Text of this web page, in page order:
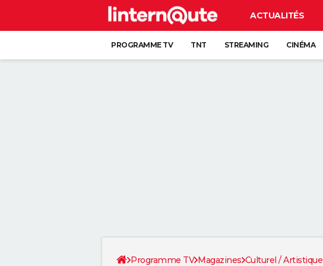
ACTUALITÉS
PROGRAMME TV TNT STREAMING CINÉMA
Programme TV Magazines Culturel / Artistique